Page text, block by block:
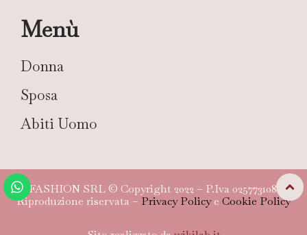
Menù
Donna
Sposa
Abiti Uomo
TG FASHION SRL © Copyright 2022 – P.Iva 02577310804 –
Riproduzione riservata – Privacy Policye Cookie Policy